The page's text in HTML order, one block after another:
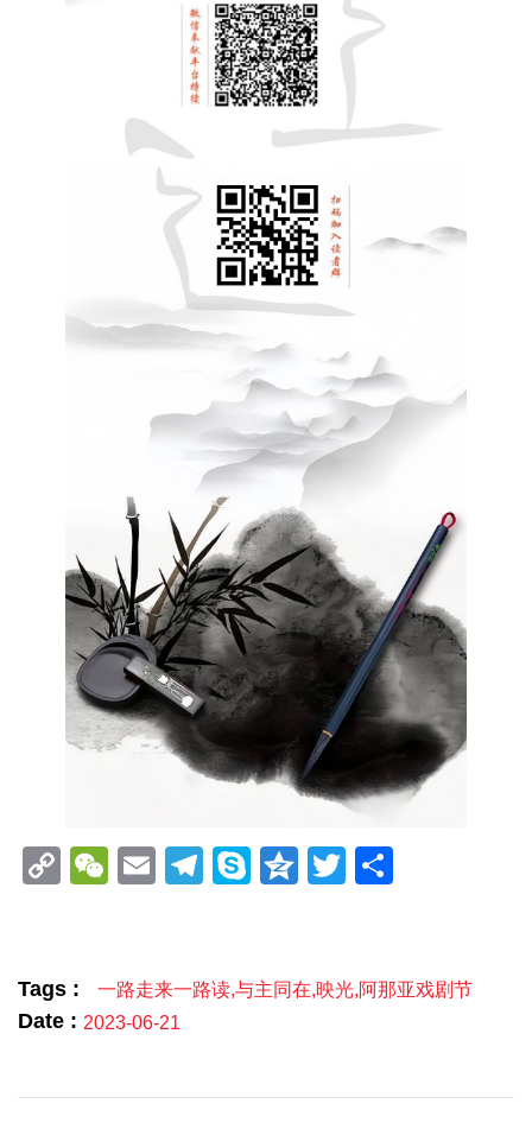
CopyWeChat
EmailTelegram
SkypeQzoneTwitter
Tags : 一路走来一路读,与主同在,映光,阿那亚戏剧节
Date : 2023-06-21